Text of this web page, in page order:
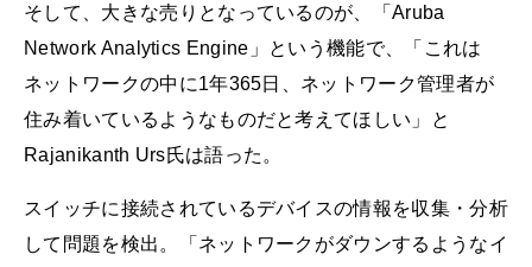
そして、大きな売りとなっているのが、「Aruba
Network Analytics Engine」という機能で、「これは
ネットワークの中に1年365日、ネットワーク管理者が
住み着いているようなものだと考えてほしい」と
Rajanikanth Urs氏は語った。
スイッチに接続されているデバイスの情報を収集・分析
して問題を検出。「ネットワークがダウンするようなイ